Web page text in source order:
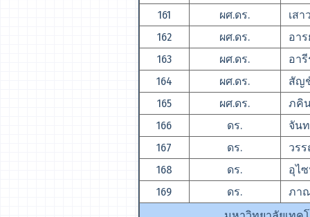
161
ผศ.ดร.
เส
162
ผศ.ดร.
อา
163
ผศ.ดร.
อา
164
ผศ.ดร.
สัญ
165
ผศ.ดร.
ภคิ
166
ดร.
จัน
167
ดร.
วร
168
ดร.
อุไ
169
ดร.
ภา